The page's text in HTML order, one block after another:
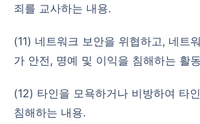
죄를 교사하는 내용.
(11) 네트워크 보안을 위협하고, 네트워크를 이용하여 국
가 안전, 명예 및 이익을 침해하는 활
(12) 타인을 모욕하거나 비방하여 타인의 합법적 권익을
침해하는 내용.